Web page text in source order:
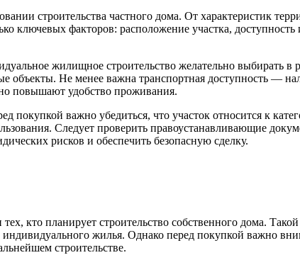
строительства частного дома. От характеристик
ключевых факторов: расположение участка,
жилищное строительство желательно выбирать
Не менее важна транспортная доступность —
повышают удобство проживания.
покупкой важно убедиться, что участок относится к
Следует проверить правоустанавливающие
рисков и обеспечить безопасную сделку.
кто планирует строительство собственного дома.
жилья. Однако перед покупкой важно
строительстве.